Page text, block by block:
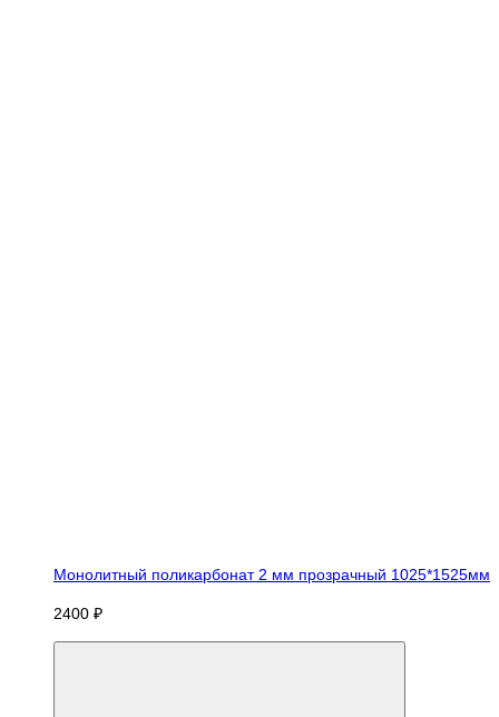
Монолитный поликарбонат 2 мм прозрачный 1025*1525мм
2400 ₽